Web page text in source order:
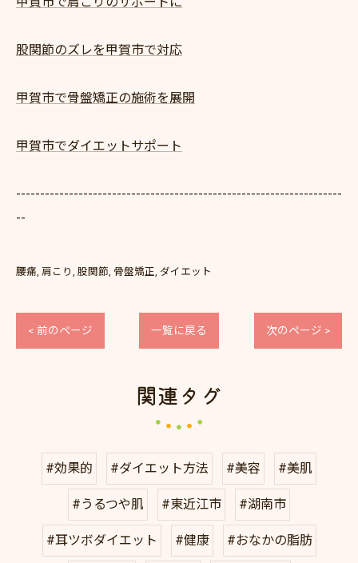
股関節のズレを甲賀市で対応
甲賀市で骨盤矯正の施術を展開
甲賀市でダイエットサポート
--------------------------------------------------------------------
--
腰痛 肩こり 股関節 骨盤矯正 ダイエット
< 前のページ 一覧に戻る 次のページ >
関連タグ
#効果的 #ダイエット方法 #美容 #美肌
#うるつや肌 #東近江市 #湖南市
#耳ツボダイエット #健康 #おなかの脂肪